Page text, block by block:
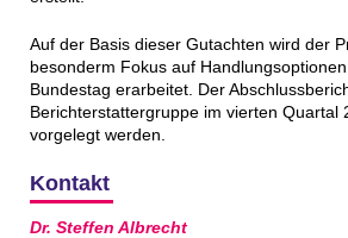
Auf der Basis dieser Gutachten wird der
besonderm Fokus auf
Bundestag erarbeitet. Der
Berichterstattergruppe im vierten Quartal
vorgelegt werden.
Kontakt
Dr. Steffen Albrecht